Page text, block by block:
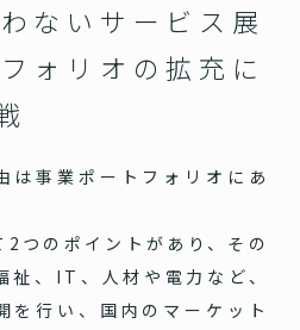
ないサービス展
ォリオの拡充に
は事業ポートフォリオにあ
つのポイントがあり、その
祉、IT、人材や電力など、
を行い、国内のマーケット